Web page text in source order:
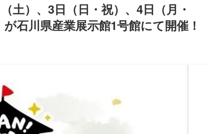
土）、3日（日・祝）、4日（月・
石川県産業展示館1号館にて開催！